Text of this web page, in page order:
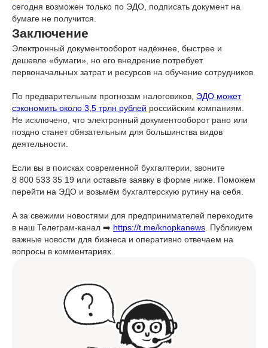
сегодня возможен только по ЭДО, подписать документ на
бумаге не получится.
Заключение
Электронный документооборот надёжнее, быстрее и
дешевле «бумаги», но его внедрение потребует
первоначальных затрат и ресурсов на обучение сотрудников.
По предварительным прогнозам налоговиков, ЭДО может
сэкономить около 3,5 трлн рублей российским компаниям.
Не исключено, что электронный документооборот рано или
поздно станет обязательным для большинства видов
деятельности.
Если вы в поисках современной бухгалтерии, звоните
8 800 533 35 19 или оставьте заявку в форме ниже. Поможем
перейти на ЭДО и возьмём бухгалтерскую рутину на себя.
А за свежими новостями для предпринимателей переходите
в наш Телеграм-канал ➡️ https://t.me/knopkanews . Публикуем
важные новости для бизнеса и оперативно отвечаем на
вопросы в комментариях.